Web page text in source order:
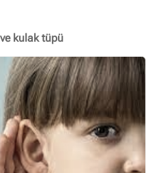
kulak tüpü